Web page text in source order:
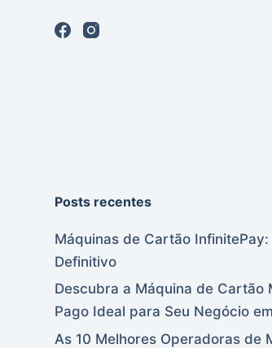
Posts recentes
Máquinas de Cartão InfinitePay:
Definitivo
Descubra a Máquina de Cartão
Pago Ideal para Seu Negócio
As 10 Melhores Operadoras de